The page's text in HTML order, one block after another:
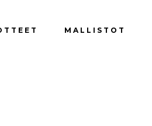
MALLISTOT